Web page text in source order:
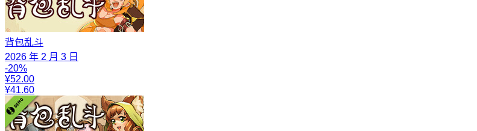
背包乱斗
2026 年 2 月 3 日
-20%
¥52.00
¥41.60